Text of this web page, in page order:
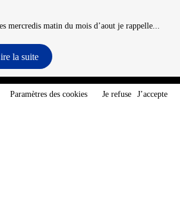
mercredis matin du mois d’aout je rappelle...
la suite
Paramètres des cookies Je refuse J’accepte